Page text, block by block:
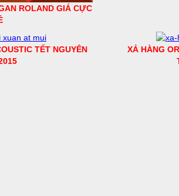
ROLAND GIÁ CỰC
TẾT NGUYÊN
XẢ HÀNG